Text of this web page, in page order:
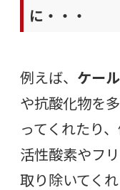
に・・・
例えば、 ケール
や抗酸化物を
ってくれたり
活性酸素やフ
取り除いてくれ